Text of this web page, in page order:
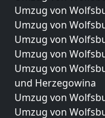
Umzug von
Umzug von
Umzug von
Umzug von
Umzug von
und Herzegowina
Umzug von
Umzug von